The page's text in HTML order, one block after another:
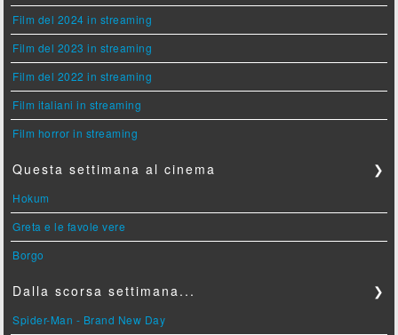
Film del 2024 in streaming
Film del 2023 in streaming
Film del 2022 in streaming
Film italiani in streaming
Film horror in streaming
Questa settimana al cinema ❯
Hokum
Greta e le favole vere
Borgo
Dalla scorsa settimana... ❯
Spider-Man - Brand New Day